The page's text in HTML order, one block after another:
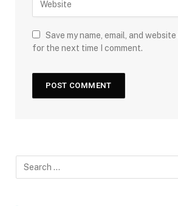
Save my name, email, and
for the next time I comment.